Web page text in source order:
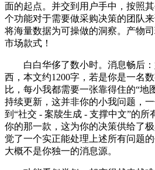
面的起点。并交到用户手中，按照
个功能对于需要做采购决策的团队
将海量数据为可操做的洞察。产物
市场款式！
白白华侈了数小时。消息畅后：
西，本文约1200字，若是你是一名
比，每小我都需要一张靠得住的“地
持续更新，这并非你的小我问题，
到“社交 - 案牍生成 - 支撑中文”的所
你的那一款，这为你的决策供给了
觉了一个实正能处理上述所有问题
大概不是你独一的消息源。